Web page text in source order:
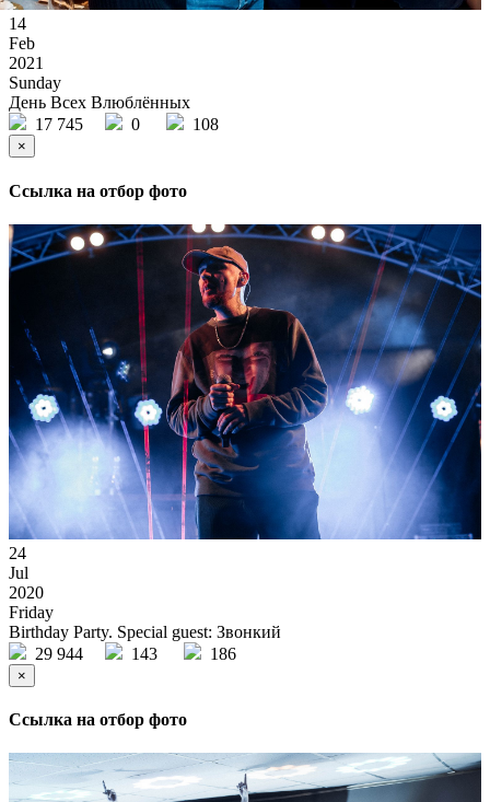
14
Feb
2021
Sunday
День Всех Влюблённых
17 745
0 108
×
Ссылка на отбор фото
24
Jul
2020
Friday
Birthday Party. Special guest: Звонкий
29 944
143 186
×
Ссылка на отбор фото